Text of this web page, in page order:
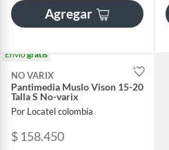
Agregar
Envíogratis
NO VARIX
Pantimedia Muslo Vison 15-20
Talla S No-varix
Por Locatel colombia
$ 158.450